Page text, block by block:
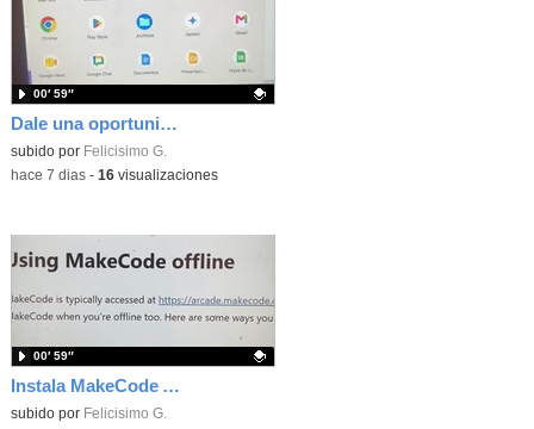
Dale una oportunidad a los Chromebooks y utiliza un proyector para realizar talleres si no tienes pantallas táctiles
Contenido educativo.
subido por Felicisimo G.
00′ 59″
-hace 7 dias- 16visualizaciones
Instala MakeCode Arcade para trabajar offline en tu tablet, ordenador, Chromebook
Contenido educativo.
subido por Felicisimo G.
00′ 59″